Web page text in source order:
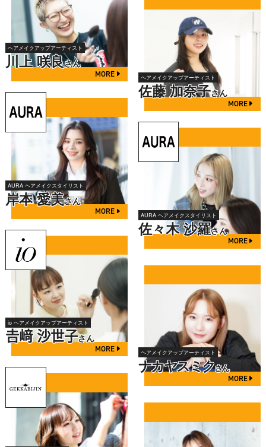
ヘアメイクアップアーティスト
川上 咲良さん
MORE ヘアメイクアップアーティスト
佐藤 加奈子さん
MORE
AURA ヘアメイクスタイリスト
岸本 愛美さん
MORE AURA ヘアメイクスタイリスト
佐々木 沙羅さん
MORE
io ヘアメイクアップアーティスト
𠮷﨑 沙世子さん
MORE ヘアメイクアップアーティスト
ナカヤスミクさん
MORE